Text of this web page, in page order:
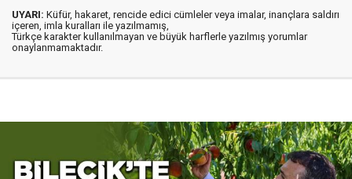
UYARI: Küfür, hakaret, rencide edici cümleler veya imalar, inançlara saldırı
içeren, imla kuralları ile yazılmamış,
Türkçe karakter kullanılmayan ve büyük harflerle yazılmış yorumlar
onaylanmamaktadır.